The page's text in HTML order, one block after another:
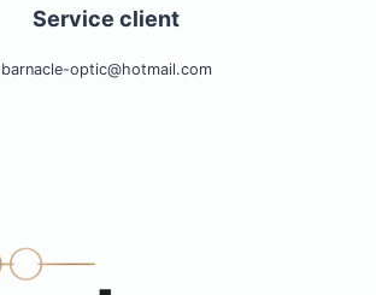
Service client
barnacle-optic@hotmail.com